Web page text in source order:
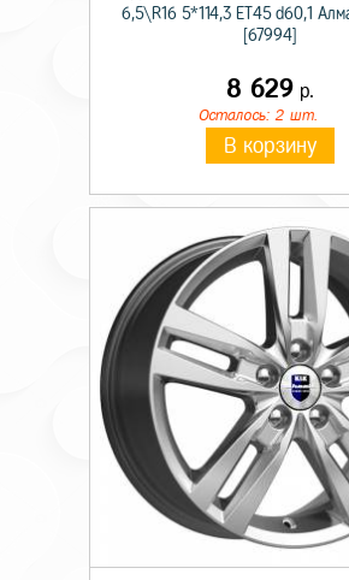
6,5\R16 5*114,3 ET45 d60,1
[67994]
8 629р.
Осталось: 2 шт.
В корзину